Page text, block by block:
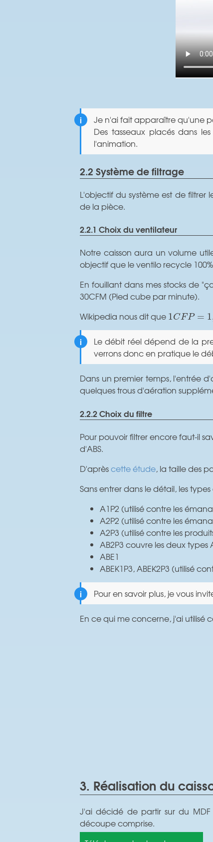
Je n'ai fait apparaître qu'une
Des tasseaux placés dans
l'animation.
2.2 Système de filtrage
L'objectif du système est de filtrer
de la pièce.
2.2.1 Choix du ventilateur
Notre caisson aura un volume
objectif que le ventilo recycle
En fouillant dans mes stocks de
30CFM (Pied cube par minute).
Wikipedia nous dit que 1CFP = 1
1 CFP=
Le débit réel dépend de la
verrons donc en pratique le
Dans un premier temps, l'entrée
quelques trous d'aération
2.2.2 Choix du filtre
Pour pouvoir filtrer encore faut-il
d'ABS.
D'aprèscette étude, la taille des
Sans entrer dans le détail, les
A1P2 (utilisé contre les
A2P2 (utilisé contre les
A2P3 (utilisé contre les
AB2P3 couvre les deux types
ABE1
ABEK1P3, ABEK2P3 (utilisé
Pour en savoir plus, je vous
En ce qui me concerne, j'ai utilisé
3. Réalisation du
J'ai décidé de partir sur du
découpe comprise.